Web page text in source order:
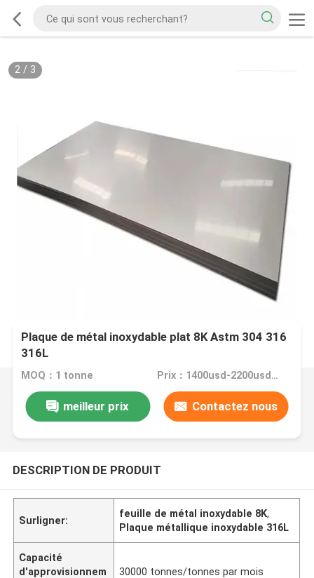
2/ 3
Plaque de métal inoxydable plat 8K Astm 304 316
316L
MOQ：1 tonne Prix：1400usd-2200usd/Ton
meilleur prix Contactez nous
DESCRIPTION DE PRODUIT
Surligner:
feuille de métal inoxydable 8K,
Plaque métallique inoxydable 316L
Capacité
d'approvisionnem
30000 tonnes/tonnes par mois